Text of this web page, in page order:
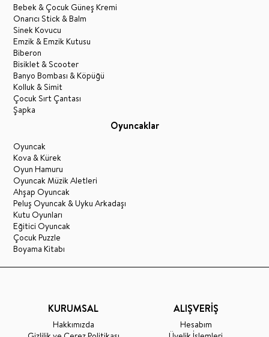
Bebek & Çocuk Güneş Kremi
Onarıcı Stick & Balm
Sinek Kovucu
Emzik & Emzik Kutusu
Biberon
Bisiklet & Scooter
Banyo Bombası & Köpüğü
Kolluk & Simit
Çocuk Sırt Çantası
Şapka
Oyuncaklar
Oyuncak
Kova & Kürek
Oyun Hamuru
Oyuncak Müzik Aletleri
Ahşap Oyuncak
Peluş Oyuncak & Uyku Arkadaşı
Kutu Oyunları
Eğitici Oyuncak
Çocuk Puzzle
Boyama Kitabı
KURUMSAL
Hakkımızda
ALIŞVERİŞ
Hesabım